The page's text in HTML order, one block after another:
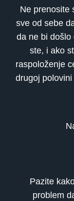
Ne prenosite
sve od sebe
da ne bi došlo
ste, i ako
raspoloženje
drugoj
Pazite
problem